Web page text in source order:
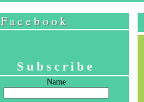
Facebook
Subscribe
Name